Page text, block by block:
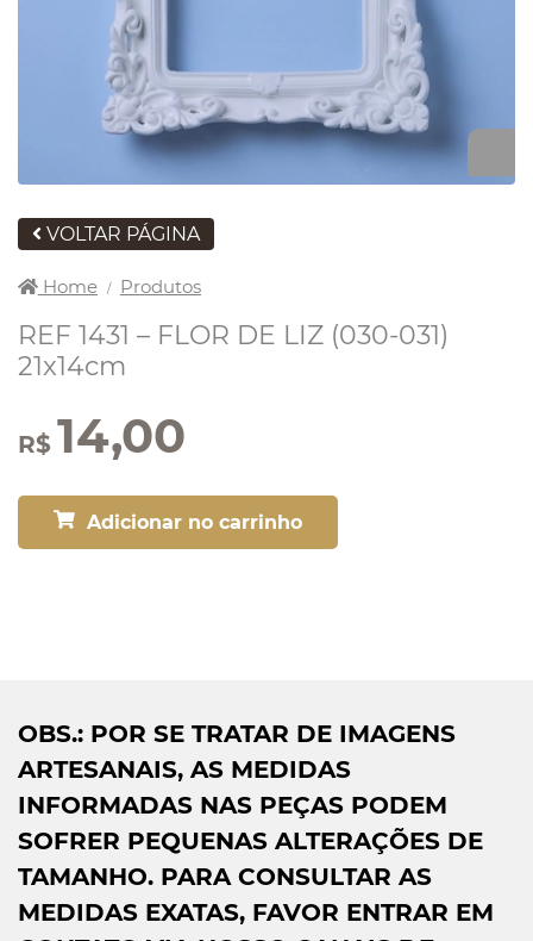
VOLTAR PÁGINA
Home / Produtos
REF 1431 – FLOR DE LIZ (030-031)
21x14cm
R$ 14,00
Adicionar no carrinho
OBS.: POR SE TRATAR DE IMAGENS
ARTESANAIS, AS MEDIDAS
INFORMADAS NAS PEÇAS PODEM
SOFRER PEQUENAS ALTERAÇÕES DE
TAMANHO. PARA CONSULTAR AS
MEDIDAS EXATAS, FAVOR ENTRAR EM